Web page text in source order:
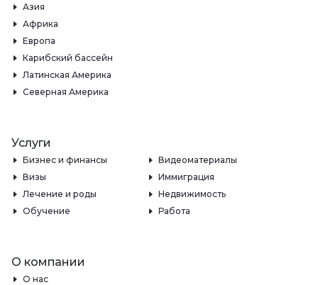
Азия
Африка
Европа
Карибский бассейн
Латинская Америка
Северная Америка
Услуги
Бизнес и финансы
Видеоматериалы
Визы
Иммиграция
Лечение и роды
Недвижимость
Обучение
Работа
О компании
О нас